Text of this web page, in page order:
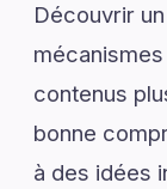
Découvrir
contenus
bonne
à des idées